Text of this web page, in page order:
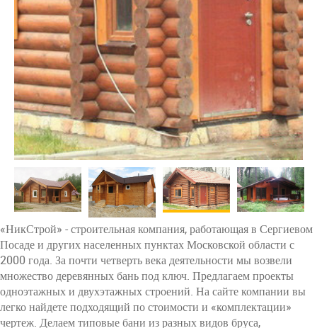
«НикСтрой» - строительная компания, работающая в Сергиевом
Посаде и других населенных пунктах Московской области с
2000 года. За почти четверть века деятельности мы возвели
множество деревянных бань под ключ. Предлагаем проекты
одноэтажных и двухэтажных строений. На сайте компании вы
легко найдете подходящий по стоимости и «комплектации»
чертеж. Делаем типовые бани из разных видов бруса,